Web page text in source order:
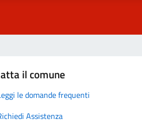
il comune
le domande frequenti
Assistenza